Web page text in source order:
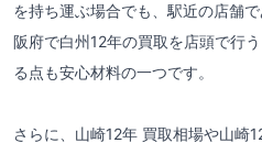
を持ち運ぶ場合でも、駅近の店舗
阪府で白州12年の買取を店頭で行
る点も安心材料の一つです。
さらに、山崎12年 買取相場や山崎